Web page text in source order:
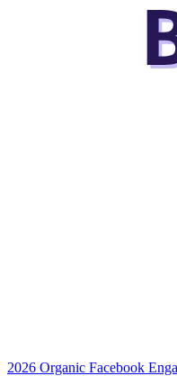
2026 Organic Facebook